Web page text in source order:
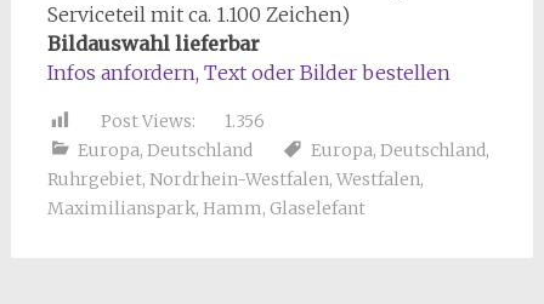
Serviceteil mit ca. 1.100 Zeichen)
Bildauswahl lieferbar
Infos anfordern, Text oder Bilder bestellen
Post Views:
1.356
Europa, Deutschland Europa, Deutschland,
Ruhrgebiet, Nordrhein-Westfalen, Westfalen,
Maximilianspark, Hamm, Glaselefant